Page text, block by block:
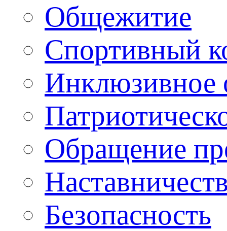
Общежитие
Спортивный
Инклюзивное
Обращение
Безопасность